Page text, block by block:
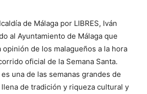
de Málaga por LIBRES, Iván
al Ayuntamiento de Málaga que
opinión de los malagueños a la hora
oficial de la Semana Santa.
es una de las semanas grandes de
llena de tradición y riqueza cultural y